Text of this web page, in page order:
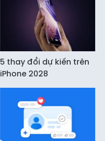
5 thay đổi dự kiến trên
iPhone 2028